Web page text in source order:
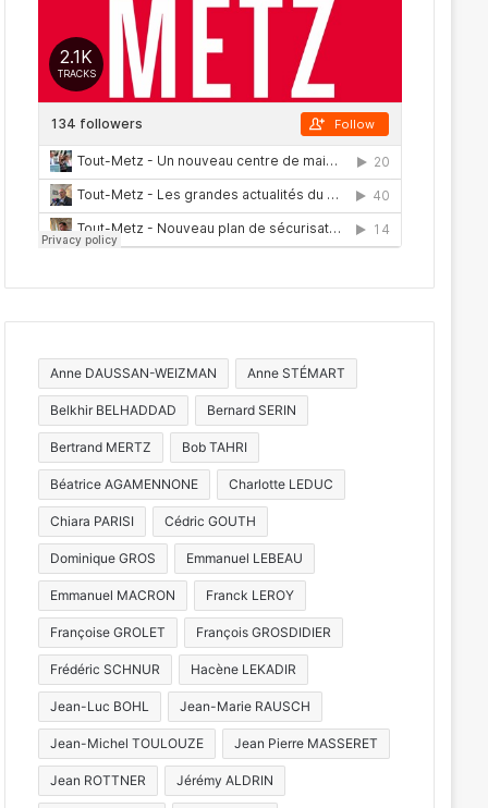
Anne DAUSSAN-WEIZMAN Anne STÉMART
Belkhir BELHADDAD Bernard SERIN
Bertrand MERTZ Bob TAHRI
Béatrice AGAMENNONE Charlotte LEDUC
Chiara PARISI Cédric GOUTH
Dominique GROS Emmanuel LEBEAU
Emmanuel MACRON Franck LEROY
Françoise GROLET François GROSDIDIER
Frédéric SCHNUR Hacène LEKADIR
Jean-Luc BOHL Jean-Marie RAUSCH
Jean-Michel TOULOUZE Jean Pierre MASSERET
Jean ROTTNER Jérémy ALDRIN